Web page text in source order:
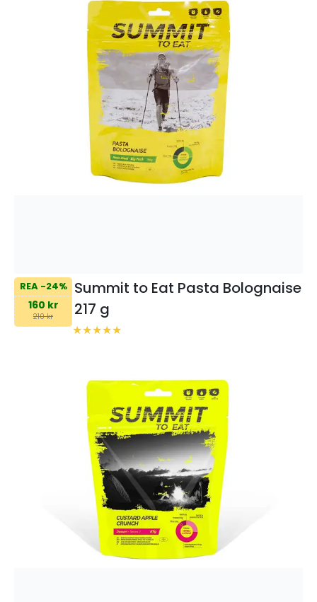
REA -24%
160 kr
210 kr
Summit to Eat Pasta Bolognaise
217 g